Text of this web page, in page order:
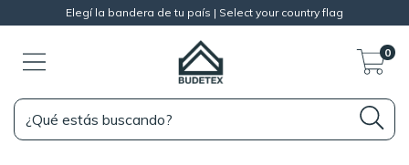
Elegí la bandera de tu país | Select your country flag
0